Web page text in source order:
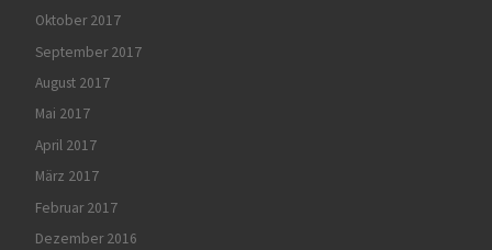
Oktober 2017
September 2017
August 2017
Mai 2017
April 2017
März 2017
Februar 2017
Dezember 2016